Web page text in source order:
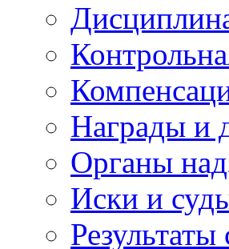
Награды и
Органы
Иски и